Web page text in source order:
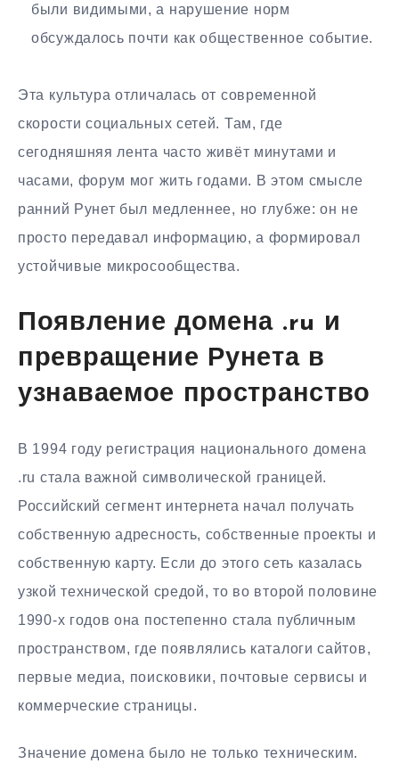
были видимыми, а нарушение норм
обсуждалось почти как общественное событие.
Эта культура отличалась от современной
скорости социальных сетей. Там, где
сегодняшняя лента часто живёт минутами и
часами, форум мог жить годами. В этом смысле
ранний Рунет был медленнее, но глубже: он не
просто передавал информацию, а формировал
устойчивые микросообщества.
Появление домена .ru и
превращение Рунета в
узнаваемое пространство
В 1994 году регистрация национального домена
.ru стала важной символической границей.
Российский сегмент интернета начал получать
собственную адресность, собственные проекты и
собственную карту. Если до этого сеть казалась
узкой технической средой, то во второй половине
1990-х годов она постепенно стала публичным
пространством, где появлялись каталоги сайтов,
первые медиа, поисковики, почтовые сервисы и
коммерческие страницы.
Значение домена было не только техническим.